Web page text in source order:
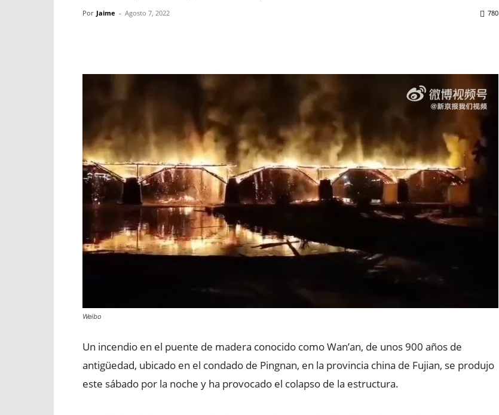
Por Jaime - Agosto 7, 2022 780
Weibo
Un incendio en el puente de madera conocido como Wan’an, de unos 900 años de
antigüedad, ubicado en el condado de Pingnan, en la provincia china de Fujian, se produjo
este sábado por la noche y ha provocado el colapso de la estructura.